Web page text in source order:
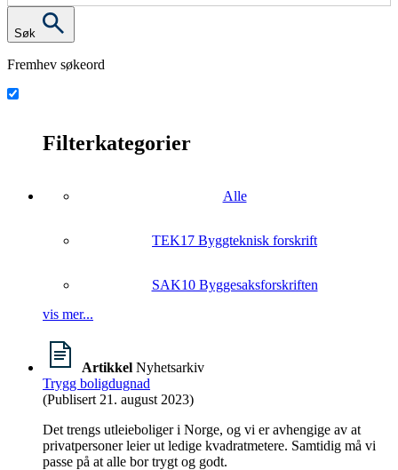
Søk
Fremhev søkeord
Filterkategorier
Alle
TEK17 Byggteknisk forskrift
SAK10 Byggesaksforskriften
vis mer...
Artikkel Nyhetsarkiv
Trygg boligdugnad
(Publisert 21. august 2023)
Det trengs utleieboliger i Norge, og vi er avhengige av at
privatpersoner leier ut ledige kvadratmetere. Samtidig må vi
passe på at alle bor trygt og godt.